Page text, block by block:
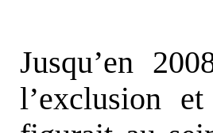
Jusqu’en
l’exclusion